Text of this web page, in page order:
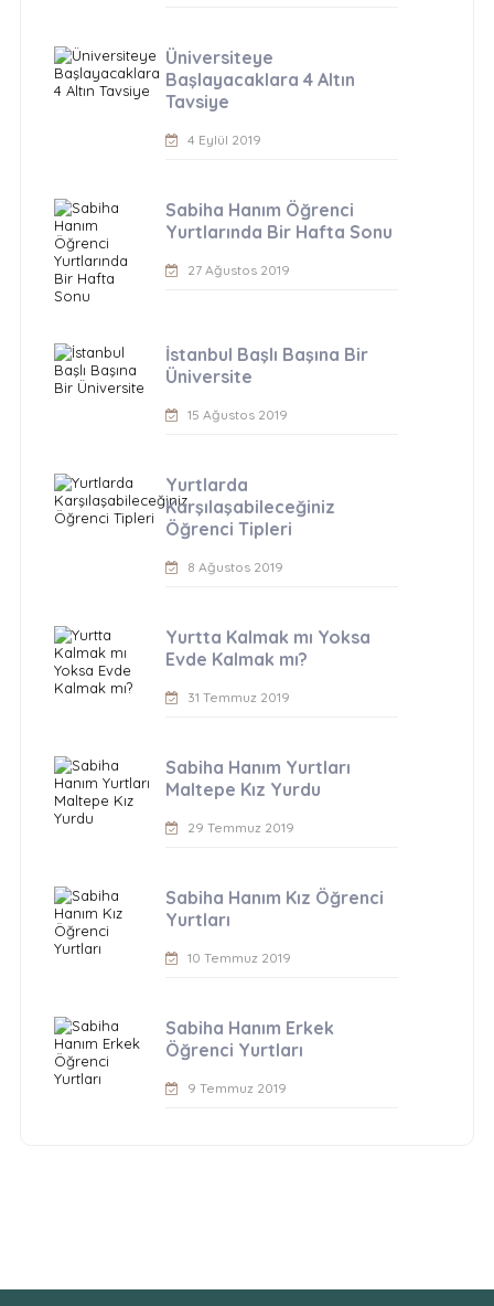
Üniversiteye
Başlayacaklara 4 Altın
Tavsiye
4 Eylül 2019
Sabiha Hanım Öğrenci
Yurtlarında Bir Hafta Sonu
27 Ağustos 2019
İstanbul Başlı Başına Bir
Üniversite
15 Ağustos 2019
Yurtlarda
Karşılaşabileceğiniz
Öğrenci Tipleri
8 Ağustos 2019
Yurtta Kalmak mı Yoksa
Evde Kalmak mı?
31 Temmuz 2019
Sabiha Hanım Yurtları
Maltepe Kız Yurdu
29 Temmuz 2019
Sabiha Hanım Kız Öğrenci
Yurtları
10 Temmuz 2019
Sabiha Hanım Erkek
Öğrenci Yurtları
9 Temmuz 2019